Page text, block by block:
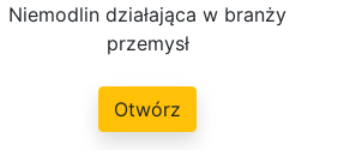
Niemodlin działająca w branży
przemysł
Otwórz